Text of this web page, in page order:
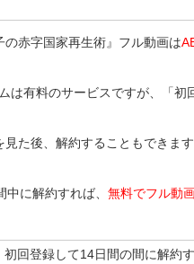
の赤字国家再生術』フル動画は
は有料のサービスですが、「初
た後、解約することもできます
に解約すれば、 無料でフル動
初回登録して14日間の間に解約